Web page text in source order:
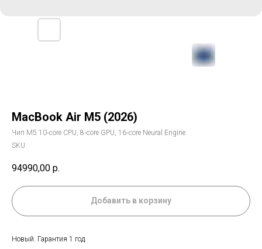
MacBook Air M5 (2026)
Чип M5 10‑core CPU, 8‑core GPU, 16‑core Neural Engine
SKU:
94990,00 р.
Добавить в корзину
Новый. Гарантия 1 год.